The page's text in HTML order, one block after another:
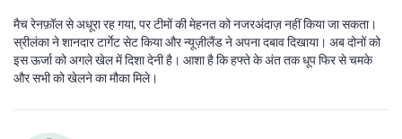
मैच रेनफ़ॉल से अधूरा रह गया, पर टीमों की मेहनत को नजरअंदाज़ नहीं किया जा सकता।
स्रीलंका ने शानदार टार्गेट सेट किया और न्यूज़ीलैंड ने अपना दबाव दिखाया। अब दोनों को
इस ऊर्जा को अगले खेल में दिशा देनी है। आशा है कि हफ्ते के अंत तक धूप फिर से चमके
और सभी को खेलने का मौका मिले।